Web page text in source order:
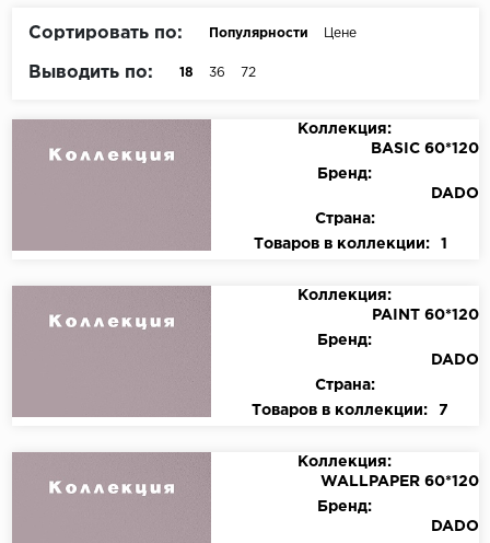
Сортировать по: Популярности Цене
Выводить по: 18 36 72
Коллекция:
BASIC 60*120
Бренд:
DADO
Страна:
Товаров в коллекции:
1
Коллекция:
PAINT 60*120
Бренд:
DADO
Страна:
Товаров в коллекции:
7
Коллекция:
WALLPAPER 60*120
Бренд:
DADO